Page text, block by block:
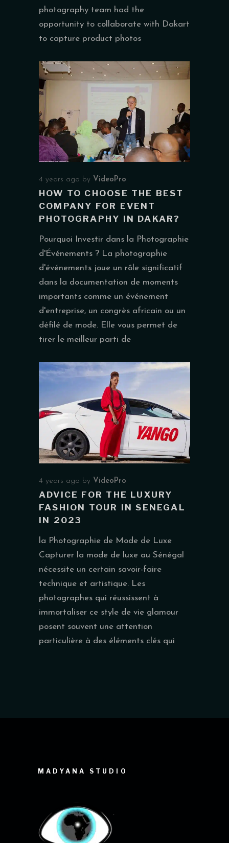
photography team had the
opportunity to collaborate with Dakart
to capture product photos
4 years ago by VideoPro
HOW TO CHOOSE THE BEST
COMPANY FOR EVENT
PHOTOGRAPHY IN DAKAR?
Pourquoi Investir dans la Photographie
d'Événements ? La photographie
d'événements joue un rôle significatif
dans la documentation de moments
importants comme un événement
d'entreprise, un congrès africain ou un
défilé de mode. Elle vous permet de
tirer le meilleur parti de
4 years ago by VideoPro
ADVICE FOR THE LUXURY
FASHION TOUR IN SENEGAL
IN 2023
la Photographie de Mode de Luxe
Capturer la mode de luxe au Sénégal
nécessite un certain savoir-faire
technique et artistique. Les
photographes qui réussissent à
immortaliser ce style de vie glamour
posent souvent une attention
particulière à des éléments clés qui
MADYANA STUDIO